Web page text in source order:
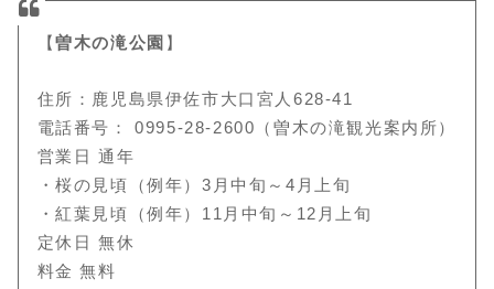
【曽木の滝公園 】
住所：鹿児島県伊佐市大口宮人628-41
電話番号： 0995-28-2600（曽木の滝観光案内所）
営業日 通年
・桜の見頃（例年）3月中旬～4月上旬
・紅葉見頃（例年）11月中旬～12月上旬
定休日 無休
料金 無料